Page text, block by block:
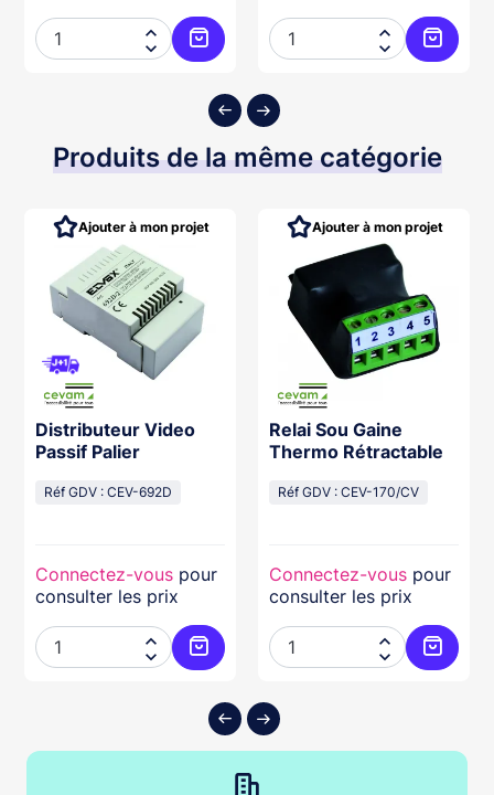
au panier


Ajouter au panier


Produits de la même catégorie
au panier
Distributeur Video
Passif Palier
Réf GDV : CEV-692D
Connectez-vous pour
consulter les prix


Ajouter au panier
Ajouter à mon projet
Relai Sou Gaine
Thermo Rétractable
Réf GDV : CEV-170/CV
Connectez-vous pour
consulter les prix


Ajouter à mon projet